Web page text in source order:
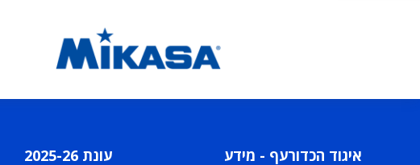
איגוד הכדורעף - מידע עונת 2025-26